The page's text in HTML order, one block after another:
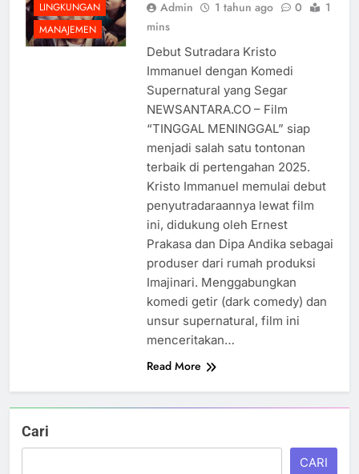
LINGKUNGAN
MANAJEMEN
Admin 1 tahun ago 0
1
mins
Debut Sutradara Kristo
Immanuel dengan Komedi
Supernatural yang Segar
NEWSANTARA.CO – Film
“TINGGAL MENINGGAL” siap
menjadi salah satu tontonan
terbaik di pertengahan 2025.
Kristo Immanuel memulai debut
penyutradaraannya lewat film
ini, didukung oleh Ernest
Prakasa dan Dipa Andika sebagai
produser dari rumah produksi
Imajinari. Menggabungkan
komedi getir (dark comedy) dan
unsur supernatural, film ini
menceritakan…
Read More
Cari
CARI